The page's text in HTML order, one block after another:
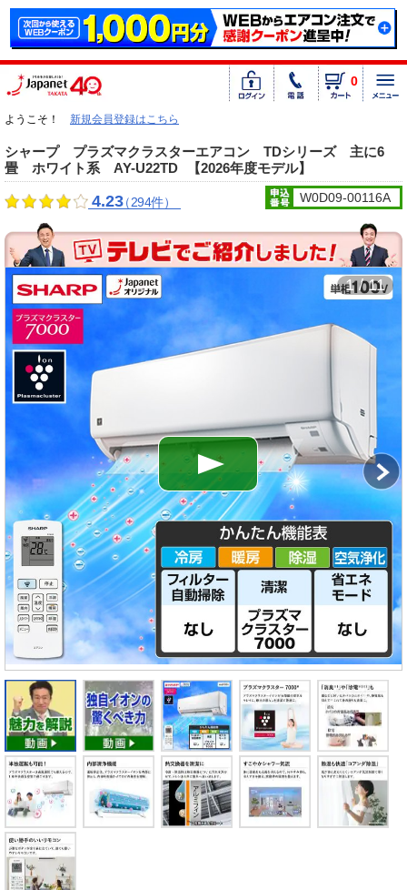
0
ようこそ！ 新規会員登録はこちら
シャープ プラズマクラスターエアコン TDシリーズ 主に6
畳 ホワイト系 AY-U22TD
【2026年度モデル】
4.23（294件） W0D09-00116A
1 / 11